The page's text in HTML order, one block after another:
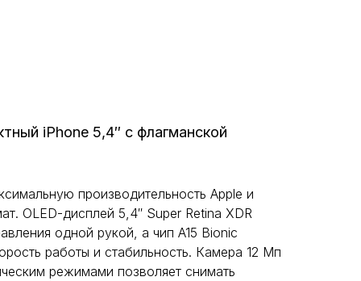
iPhone 5,4″ с флагманской
производительность Apple и
OLED-дисплей 5,4″ Super Retina XDR
одной рукой, а чип A15 Bionic
работы и стабильность. Камера 12 Мп
режимами позволяет снимать